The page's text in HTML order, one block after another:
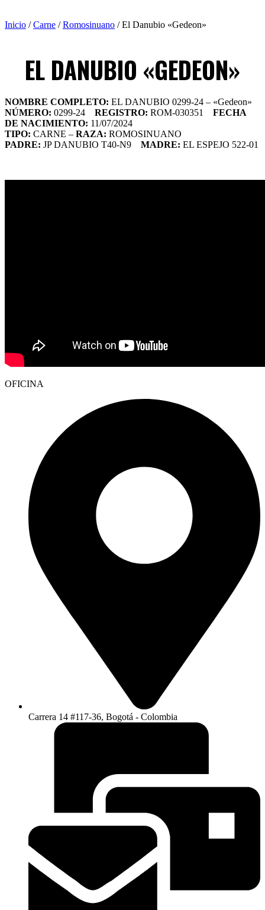
Inicio /Carne /Romosinuano / El Danubio «Gedeon»
EL DANUBIO «GEDEON»
NOMBRE COMPLETO: EL DANUBIO 0299-24 – «Gedeon»
NÚMERO: 0299-24 REGISTRO: ROM-030351 FECHA
DE NACIMIENTO: 11/07/2024
TIPO: CARNE – RAZA: ROMOSINUANO
PADRE: JP DANUBIO T40-N9 MADRE: EL ESPEJO 522-01
OFICINA
Carrera 14 #117-36, Bogotá - Colombia